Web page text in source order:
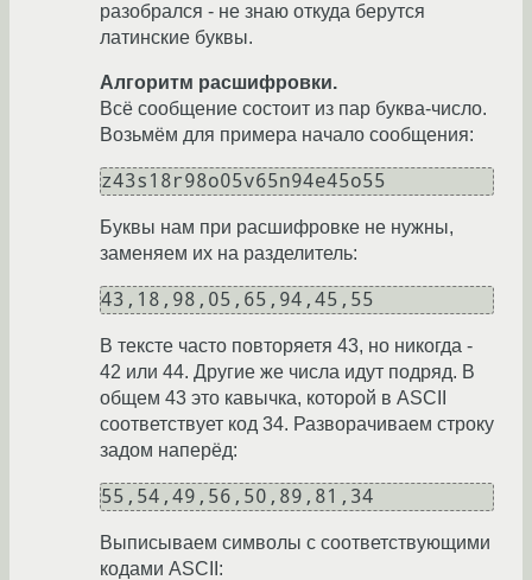
разобрался - не знаю откуда берутся
латинские буквы.
Алгоритм расшифровки.
Всё сообщение состоит из пар буква-число.
Возьмём для примера начало сообщения:
z43s18r98o05v65n94e45o55
Буквы нам при расшифровке не нужны,
заменяем их на разделитель:
43,18,98,05,65,94,45,55
В тексте часто повторяетя 43, но никогда -
42 или 44. Другие же числа идут подряд. В
общем 43 это кавычка, которой в ASCII
соответствует код 34. Разворачиваем строку
задом наперёд:
55,54,49,56,50,89,81,34
Выписываем символы с соответствующими
кодами ASCII: